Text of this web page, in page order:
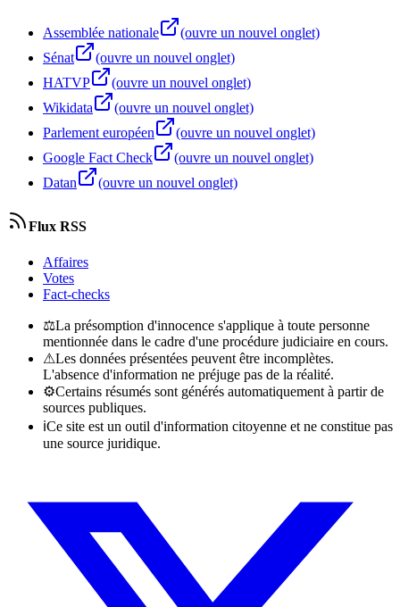
Assemblée nationale
(ouvre un nouvel onglet)
Sénat
(ouvre un nouvel onglet)
HATVP
(ouvre un nouvel onglet)
Wikidata
(ouvre un nouvel onglet)
Parlement européen
(ouvre un nouvel onglet)
Google Fact Check
(ouvre un nouvel onglet)
Datan
(ouvre un nouvel onglet)
Flux RSS
Affaires
Votes
Fact-checks
⚖La présomption d'innocence s'applique à toute personne
mentionnée dans le cadre d'une procédure judiciaire en cours.
⚠Les données présentées peuvent être incomplètes.
L'absence d'information ne préjuge pas de la réalité.
⚙Certains résumés sont générés automatiquement à partir de
sources publiques.
ℹCe site est un outil d'information citoyenne et ne constitue pas
une source juridique.